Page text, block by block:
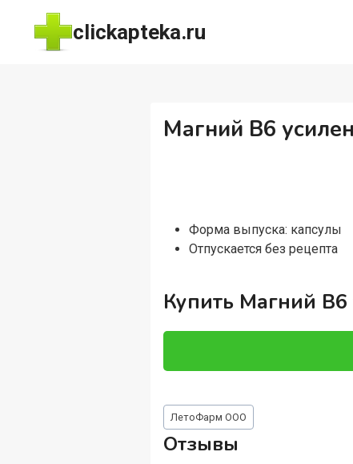
Перейти
содержимому
clickapteka.ru
Магний B6
Форма выпуска: капсулы
Отпускается без рецепта
Купить Магний
Метки
записи:
ЛетоФарм ООО
Отзывы